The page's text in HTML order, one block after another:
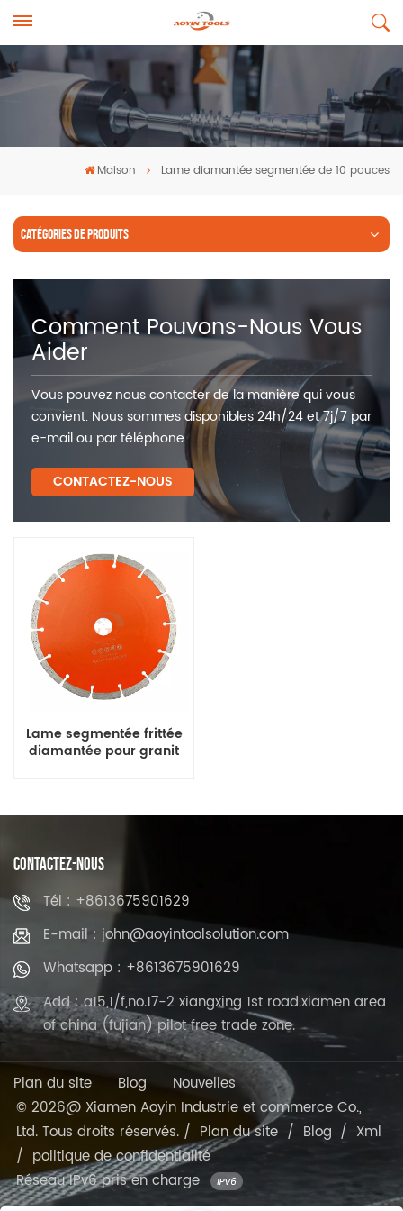
Maison Lame diamantée segmentée de 10 pouces
CATÉGORIES DE PRODUITS
Comment Pouvons-Nous Vous
Aider
Vous pouvez nous contacter de la manière qui vous
convient. Nous sommes disponibles 24h/24 et 7j/7 par
e-mail ou par téléphone.
CONTACTEZ-NOUS
Lame segmentée frittée
diamantée pour granit
CONTACTEZ-NOUS
Tél : +8613675901629
E-mail : john@aoyintoolsolution.com
Whatsapp : +8613675901629
Add : a15,1/f,no.17-2 xiangxing 1st road.xiamen area
of china (fujian) pilot free trade zone.
Plan du site Blog
Nouvelles
© 2026@ Xiamen Aoyin Industrie et commerce Co.,
Ltd. Tous droits réservés. / Plan du site / Blog / Xml
/ politique de confidentialité
Réseau IPv6 pris en charge